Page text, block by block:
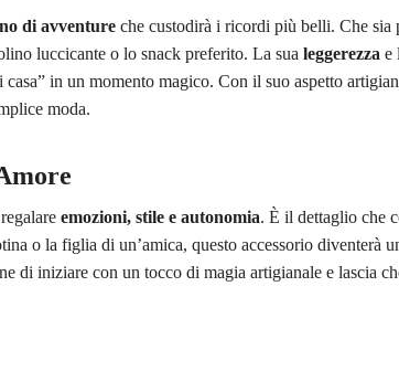
di avventureche custodirà i ricordi più belli. Che sia
luccicante o lo snack preferito. La sua leggerezza e
in un momento magico. Con il suo aspetto
moda.
emozioni, stile e autonomia. È il dettaglio che
o la figlia di un’amica, questo accessorio diventerà
di iniziare con un tocco di magia artigianale e lascia